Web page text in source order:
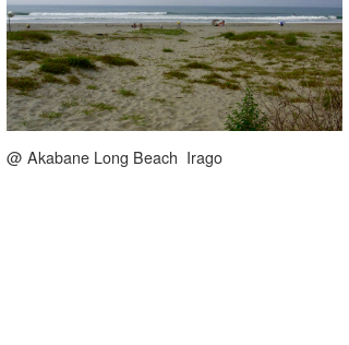
@ Akabane Long Beach Irago